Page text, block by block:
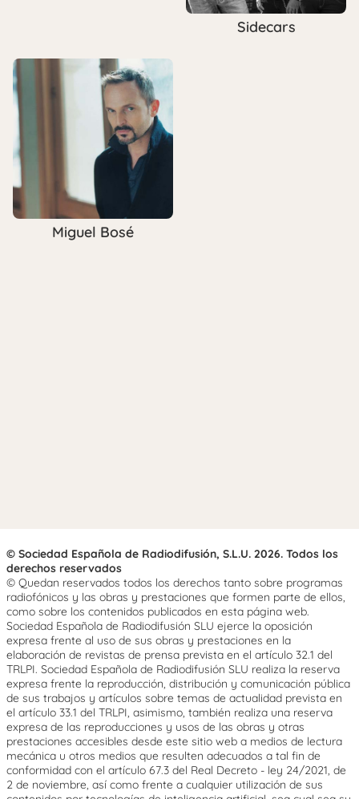
Sidecars
Miguel Bosé
© Sociedad Española de Radiodifusión, S.L.U. 2026. Todos los
derechos reservados
© Quedan reservados todos los derechos tanto sobre programas
radiofónicos y las obras y prestaciones que formen parte de ellos,
como sobre los contenidos publicados en esta página web.
Sociedad Española de Radiodifusión SLU ejerce la oposición
expresa frente al uso de sus obras y prestaciones en la
elaboración de revistas de prensa prevista en el artículo 32.1 del
TRLPI. Sociedad Española de Radiodifusión SLU realiza la reserva
expresa frente la reproducción, distribución y comunicación pública
de sus trabajos y artículos sobre temas de actualidad prevista en
el artículo 33.1 del TRLPI, asimismo, también realiza una reserva
expresa de las reproducciones y usos de las obras y otras
prestaciones accesibles desde este sitio web a medios de lectura
mecánica u otros medios que resulten adecuados a tal fin de
conformidad con el artículo 67.3 del Real Decreto - ley 24/2021, de
2 de noviembre, así como frente a cualquier utilización de sus